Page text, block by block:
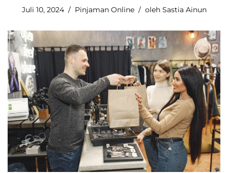
Juli 10, 2024 Pinjaman Online oleh Sastia Ainun